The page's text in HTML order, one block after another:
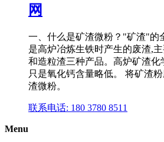
网
一、什么是矿渣微粉？"矿渣"的
是高炉冶炼生铁时产生的废渣,
和造粒渣三种产品。高炉矿渣化
只是氧化钙含量略低。 将矿渣
渣微粉。
联系电话: 180 3780 8511
Menu